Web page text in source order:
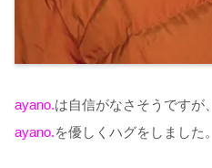
ayano.は自信がなさそうですが、
ayano.を優しくハグをしました。